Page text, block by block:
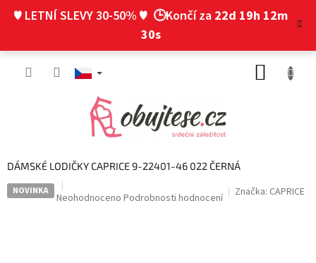
♥ LETNÍ SLEVY 30-50% ♥ 🕒Končí za 22d 19h 12m
29s
DÁMSKÉ LODIČKY CAPRICE 9-22401-46 022 ČERNÁ
NOVINKA
Průměrné
Neohodnoceno Podrobnosti hodnocení Značka: CAPRICE